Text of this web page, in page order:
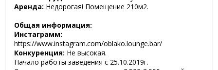
Аренда: Недорогая! Помещение 210м2.
Общая информация:
Инстаграмм:
https://www.instagram.com/oblako.lounge.bar/
Конкуренция: Не высокая.
Начало работы заведения с 25.10.2019г.